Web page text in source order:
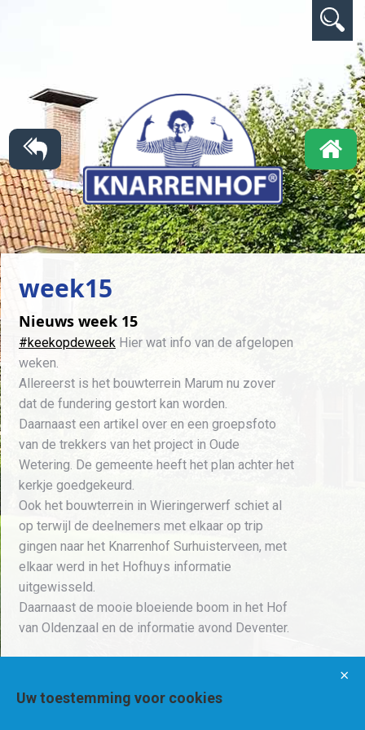
week15
Nieuws week 15
#keekopdeweek Hier wat info van de afgelopen
weken.
Allereerst is het bouwterrein Marum nu zover
dat de fundering gestort kan worden.
Daarnaast een artikel over en een groepsfoto
van de trekkers van het project in Oude
Wetering. De gemeente heeft het plan achter het
kerkje goedgekeurd.
Ook het bouwterrein in Wieringerwerf schiet al
op terwijl de deelnemers met elkaar op trip
gingen naar het Knarrenhof Surhuisterveen, met
elkaar werd in het Hofhuys informatie
uitgewisseld.
Daarnaast de mooie bloeiende boom in het Hof
van Oldenzaal en de informatie avond Deventer.
×
Uw toestemming voor cookies